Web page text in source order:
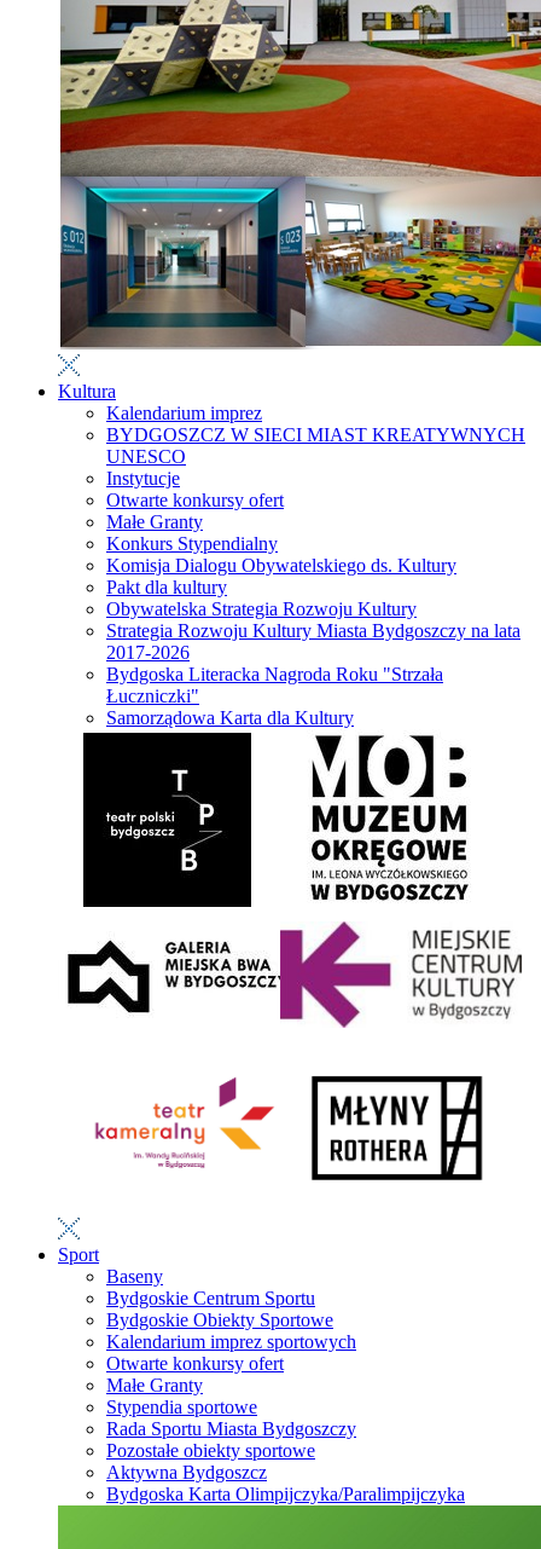
Kultura
Kalendarium imprez
BYDGOSZCZ W SIECI MIAST KREATYWNYCH
UNESCO
Instytucje
Otwarte konkursy ofert
Małe Granty
Konkurs Stypendialny
Komisja Dialogu Obywatelskiego ds. Kultury
Pakt dla kultury
Obywatelska Strategia Rozwoju Kultury
Strategia Rozwoju Kultury Miasta Bydgoszczy na lata
2017-2026
Bydgoska Literacka Nagroda Roku "Strzała
Łuczniczki"
Samorządowa Karta dla Kultury
Sport
Baseny
Bydgoskie Centrum Sportu
Bydgoskie Obiekty Sportowe
Kalendarium imprez sportowych
Otwarte konkursy ofert
Małe Granty
Stypendia sportowe
Rada Sportu Miasta Bydgoszczy
Pozostałe obiekty sportowe
Aktywna Bydgoszcz
Bydgoska Karta Olimpijczyka/Paralimpijczyka